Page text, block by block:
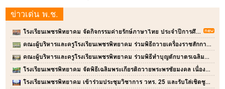
ข่าวเด่น พ.ช.
โรงเรียนเพชรพิทยาคม จัดกิจกรรมค่ายรักษ์ภาษาไทย ประจำปีการศึกษา 2569 สำหรับนักเรียนชั้นมัธยมศึกษาปีที่ 1
คณะผู้บริหารและครูโรงเรียนเพชรพิทยาคม ร่วมพิธีถวายเครื่องราชสักการะและจุดเทียนถวายพระพรชัยมงคล พระบาทสมเด็จพระเจ้าอยู่หัว
คณะผู้บริหารและครูโรงเรียนเพชรพิทยาคม ร่วมพิธีทำบุญตักบาตรเฉลิมพระเกียรติ เนื่องในวันเฉลิมพระชนมพรรษา พระบาทสมเด็จพระเจ้าอยู่หัว
โรงเรียนเพชรพิทยาคม จัดพิธีเฉลิมพระเกียรติถวายพระพรชัยมงคล เนื่องในวันเฉลิมพระชนมพรรษา พระบาทสมเด็จพระเจ้าอยู่หัว และกิจกรรมวันเข้าพรรษา ประจำปี 2569
โรงเรียนเพชรพิทยาคม เข้าร่วมประชุมวิชาการ วทร. 25 และรับโล่เชิดชูเกียรติศูนย์พัฒนาครู สสวท. ประจำจังหวัด